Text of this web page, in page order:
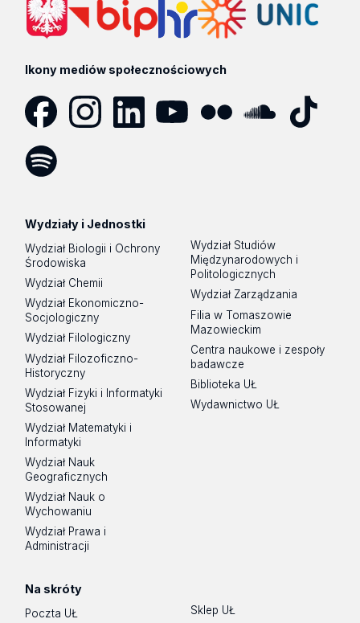
Ikony mediów społecznościowych
Wydziały i Jednostki
Wydział Biologii i Ochrony
Środowiska
Wydział Chemii
Wydział Ekonomiczno-
Socjologiczny
Wydział Filologiczny
Wydział Filozoficzno-
Historyczny
Wydział Fizyki i Informatyki
Stosowanej
Wydział Matematyki i
Informatyki
Wydział Nauk
Geograficznych
Wydział Nauk o
Wychowaniu
Wydział Prawa i
Administracji
Wydział Studiów
Międzynarodowych i
Politologicznych
Wydział Zarządzania
Filia w Tomaszowie
Mazowieckim
Centra naukowe i zespoły
badawcze
Biblioteka UŁ
Wydawnictwo UŁ
Na skróty
Poczta UŁ
Sklep UŁ